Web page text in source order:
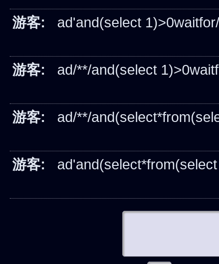
游客: ad'and(select
游客: ad/**/and(select
游客: ad/**/
游客: